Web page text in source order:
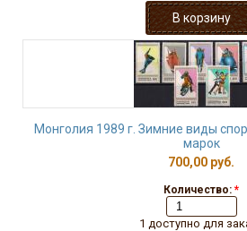
Монголия 1989 г. Зимние виды
марок
700,00 руб.
Количество: *
1 доступно для